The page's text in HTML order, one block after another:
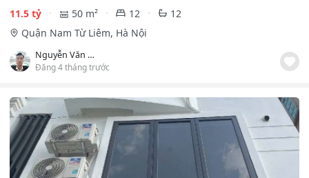
11.5 tỷ
50 m² 12
12
Quận Nam Từ Liêm, Hà Nội
Nguyễn Văn Đạo
Đăng 4 tháng trước